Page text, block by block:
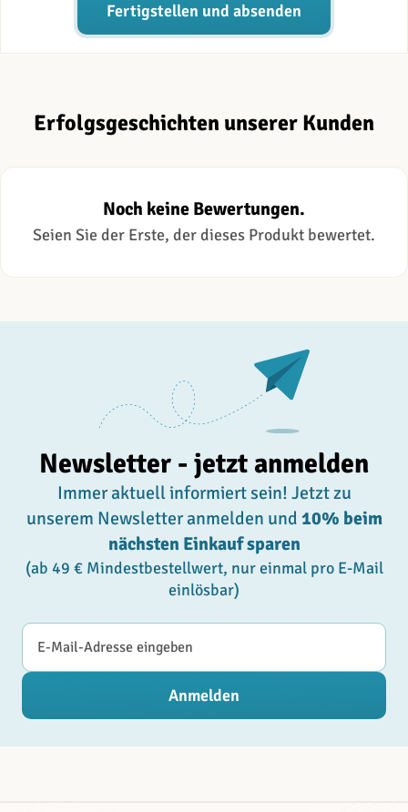
Fertigstellen und absenden
Erfolgsgeschichten unserer Kunden
Noch keine Bewertungen.
Seien Sie der Erste, der dieses Produkt bewertet.
Newsletter - jetzt anmelden
Immer aktuell informiert sein! Jetzt zu
unserem Newsletter anmelden und 10% beim
nächsten Einkauf sparen
(ab 49 € Mindestbestellwert, nur einmal pro E-Mail
einlösbar)
E-Mail-Adresse
Anmelden